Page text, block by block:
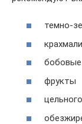
темно-
бобовые
фрукты